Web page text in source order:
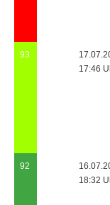
93
17:46
92
18:32